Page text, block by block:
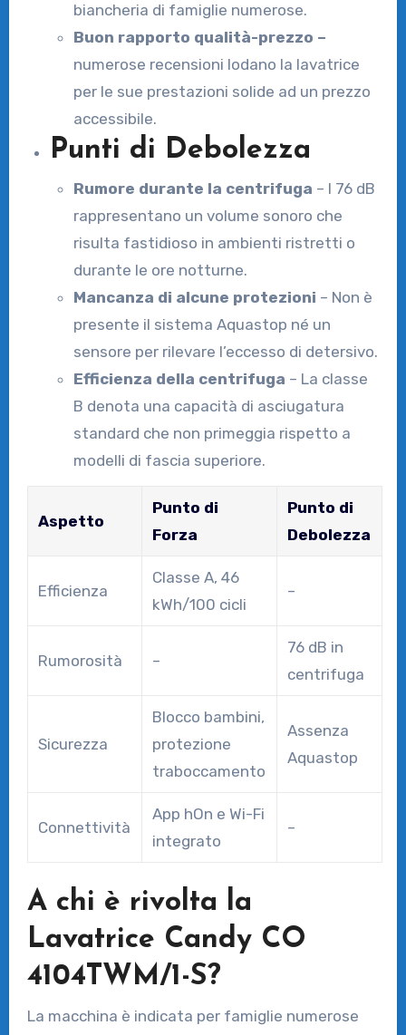
biancheria di famiglie numerose.
Buon rapporto qualità-prezzo –
numerose recensioni lodano la lavatrice
per le sue prestazioni solide ad un prezzo
accessibile.
Punti di Debolezza
Rumore durante la centrifuga – I 76 dB
rappresentano un volume sonoro che
risulta fastidioso in ambienti ristretti o
durante le ore notturne.
Mancanza di alcune protezioni – Non è
presente il sistema Aquastop né un
sensore per rilevare l’eccesso di detersivo.
Efficienza della centrifuga – La classe
B denota una capacità di asciugatura
standard che non primeggia rispetto a
modelli di fascia superiore.
Aspetto
Punto di
Forza
Punto di
Debolezza
Efficienza
Classe A, 46
kWh/100 cicli
–
Rumorosità –
76 dB in
centrifuga
Sicurezza
Blocco bambini,
protezione
traboccamento
Assenza
Aquastop
Connettività
App hOn e Wi-Fi
integrato
–
A chi è rivolta la
Lavatrice Candy CO
4104TWM/1-S?
La macchina è indicata per famiglie numerose